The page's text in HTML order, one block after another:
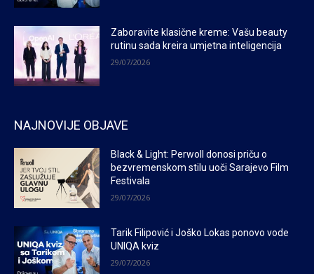
Zaboravite klasične kreme: Vašu beauty
rutinu sada kreira umjetna inteligencija
29/07/2026
NAJNOVIJE OBJAVE
Black & Light: Perwoll donosi priču o
bezvremenskom stilu uoči Sarajevo Film
Festivala
29/07/2026
Tarik Filipović i Joško Lokas ponovo vode
UNIQA kviz
29/07/2026